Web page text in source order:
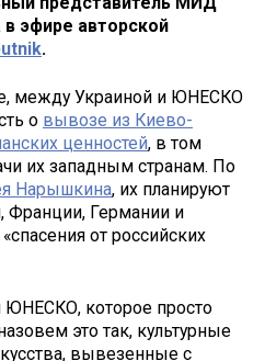
эфире авторской
.
между Украиной и ЮНЕСКО
о вывозе из Киево-
ценностей, в том
их западным странам. По
Нарышкина, их планируют
Франции, Германии и
от российских
ЮНЕСКО, которое просто
это так, культурные
вывезенные с